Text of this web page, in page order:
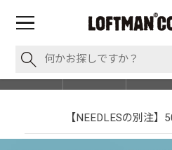
【NEEDLESの別注】50